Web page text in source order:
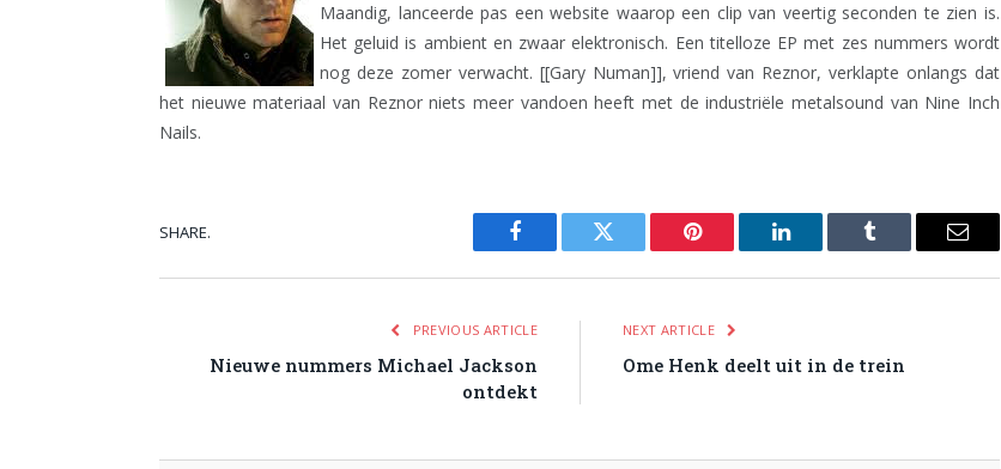
Maandig, lanceerde pas een website waarop een clip van veertig seconden te zien is.
Het geluid is ambient en zwaar elektronisch. Een titelloze EP met zes nummers wordt
nog deze zomer verwacht. [[Gary Numan]], vriend van Reznor, verklapte onlangs dat
het nieuwe materiaal van Reznor niets meer vandoen heeft met de industriële metalsound van Nine Inch
Nails.
SHARE.
Facebook Twitter Pinterest LinkedIn Tumblr Email
PREVIOUS ARTICLE
Nieuwe nummers Michael Jackson
ontdekt
NEXT ARTICLE
Ome Henk deelt uit in de trein